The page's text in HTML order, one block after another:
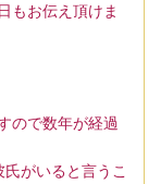
もお伝え頂けま
ので数年が経過
がいると言うこ